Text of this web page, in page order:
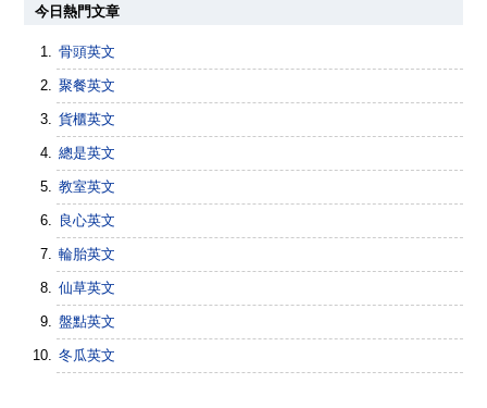
今日熱門文章
骨頭英文
聚餐英文
貨櫃英文
總是英文
教室英文
良心英文
輪胎英文
仙草英文
盤點英文
冬瓜英文